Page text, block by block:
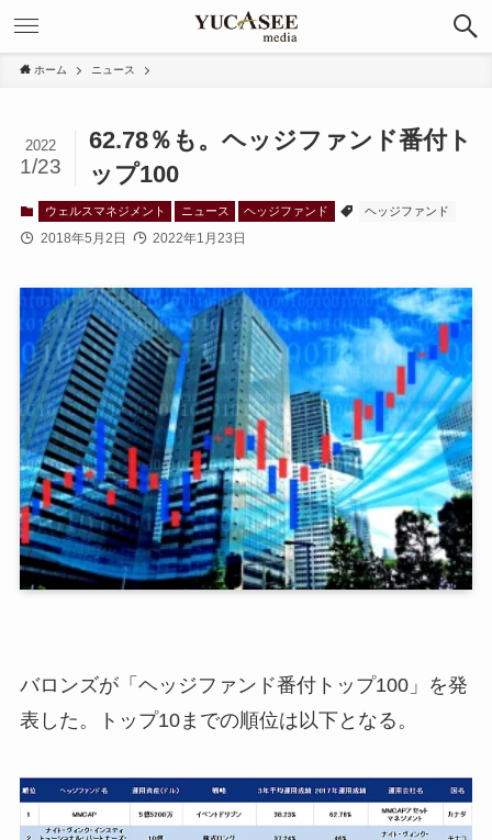
ホーム ニュース
62.78％も。ヘッジファンド番付ト
ップ100
2022
1/23
ウェルスマネジメント ニュース ヘッジファンド ヘッジファンド
2018年5月2日 2022年1月23日
バロンズが「ヘッジファンド番付トップ100」を発
表した。トップ10までの順位は以下となる。